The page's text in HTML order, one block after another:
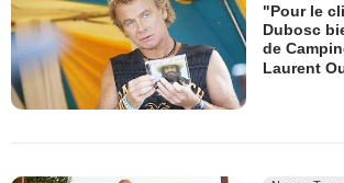
"Pour le
Dubosc
de
Laurent